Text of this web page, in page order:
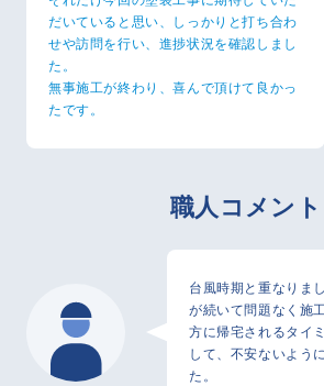
だいていると思い、しっかりと打ち合わ
せや訪問を行い、進捗状況を確認しまし
た。
無事施工が終わり、喜んで頂けて良かっ
たです。
職人コメント
台風時期と重なりま
が続いて問題なく施
方に帰宅されるタイ
して、不安ないよう
た。